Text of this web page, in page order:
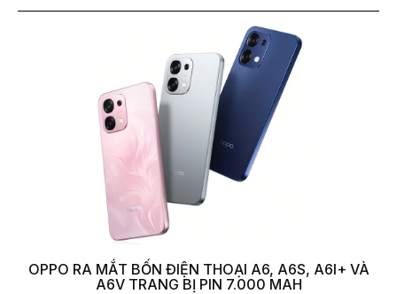
OPPO RA MẮT BỐN ĐIỆN THOẠI A6, A6S, A6I+ VÀ
A6V TRANG BỊ PIN 7.000 MAH